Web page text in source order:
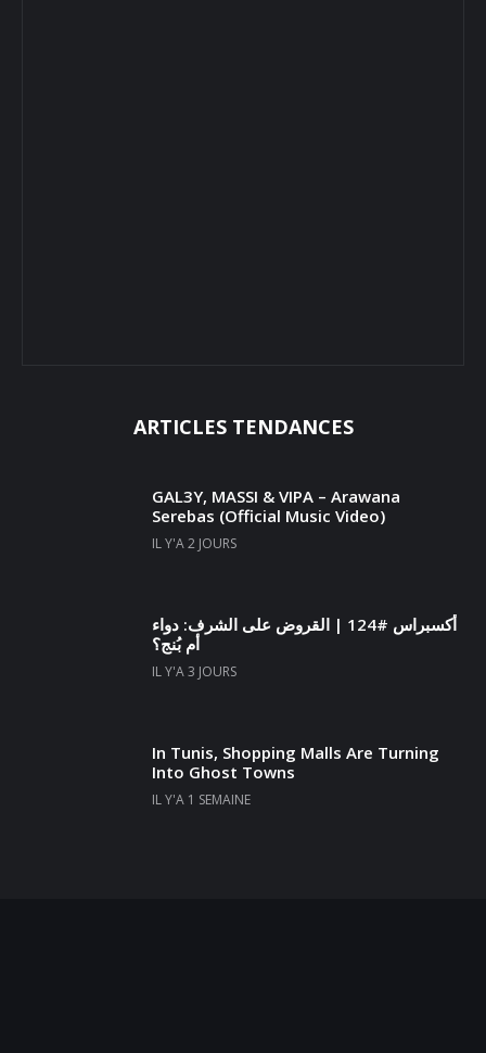
ARTICLES TENDANCES
GAL3Y, MASSI & VIPA – Arawana
Serebas (Official Music Video)
IL Y'A 2 JOURS
أكسبراس #124 | القروض على الشرف: دواء
أم بُنج؟
IL Y'A 3 JOURS
In Tunis, Shopping Malls Are Turning
Into Ghost Towns
IL Y'A 1 SEMAINE